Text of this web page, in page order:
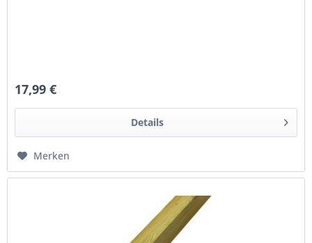
17,99 €
Details
Merken